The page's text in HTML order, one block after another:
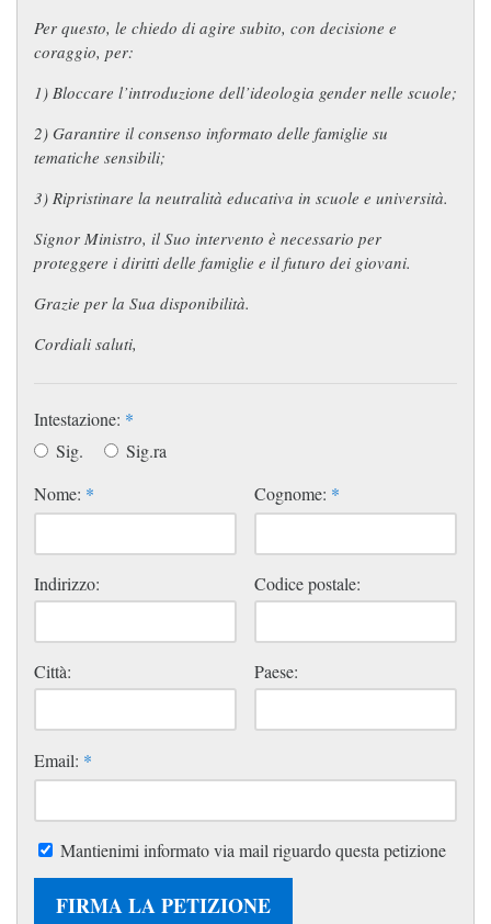
Per questo, le chiedo di agire subito, con decisione e
coraggio, per:
1) Bloccare l’introduzione dell’ideologia gender nelle scuole;
2) Garantire il consenso informato delle famiglie su
tematiche sensibili;
3) Ripristinare la neutralità educativa in scuole e università.
Signor Ministro, il Suo intervento è necessario per
proteggere i diritti delle famiglie e il futuro dei giovani.
Grazie per la Sua disponibilità.
Cordiali saluti,
Intestazione: *
Sig.
Sig.ra
Nome: * Cognome: *
Indirizzo: Codice postale:
Città: Paese:
Email: *
Mantienimi informato via mail riguardo questa petizione
FIRMA LA PETIZIONE